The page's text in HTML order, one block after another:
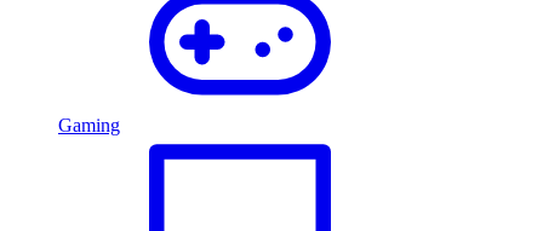
Gaming